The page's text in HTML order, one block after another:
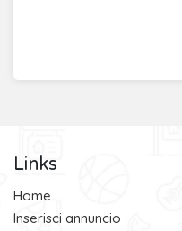
Links
Home
Inserisci annuncio